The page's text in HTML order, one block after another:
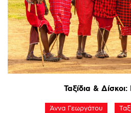
Ταξίδια & Δίσκοι:
Άννα Γεωργάτου